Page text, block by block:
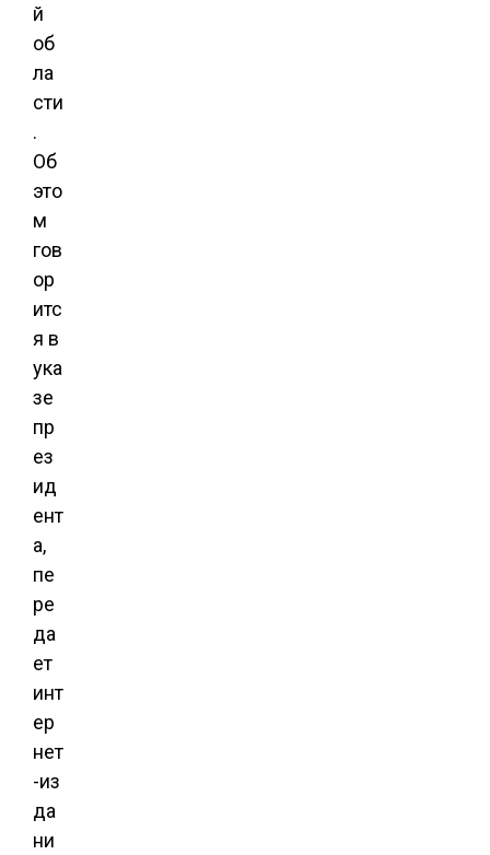
й
об
ла
сти
.
Об
это
м
гов
ор
итс
я в
ука
зе
пр
ез
ид
ент
а,
пе
ре
да
ет
инт
ер
нет
-из
да
ни